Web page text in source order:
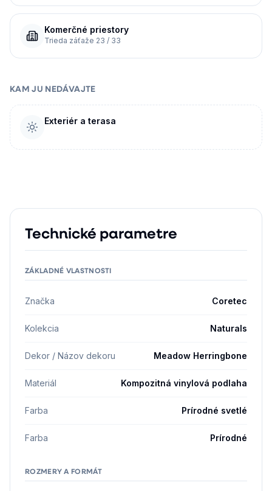
Komerčné priestory
Trieda záťaže 23 / 33
KAM JU NEDÁVAJTE
Exteriér a terasa
Technické parametre
ZÁKLADNÉ VLASTNOSTI
Značka Coretec
Kolekcia Naturals
Dekor / Názov dekoru Meadow Herringbone
Materiál Kompozitná vinylová podlaha
Farba Prírodné svetlé
Farba Prírodné
ROZMERY A FORMÁT